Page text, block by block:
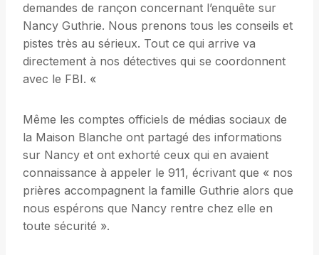
demandes de rançon concernant l’enquête sur
Nancy Guthrie. Nous prenons tous les conseils et
pistes très au sérieux. Tout ce qui arrive va
directement à nos détectives qui se coordonnent
avec le FBI. «
Même les comptes officiels de médias sociaux de
la Maison Blanche ont partagé des informations
sur Nancy et ont exhorté ceux qui en avaient
connaissance à appeler le 911, écrivant que « nos
prières accompagnent la famille Guthrie alors que
nous espérons que Nancy rentre chez elle en
toute sécurité ».